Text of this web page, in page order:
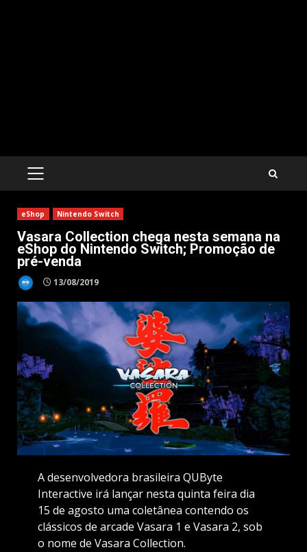
PRIMARY
eShop Nintendo Switch
Vasara Collection chega nesta semana na
eShop do Nintendo Switch; Promoção de
pré-venda
13/08/2019
A desenvolvedora brasileira QUByte
Interactive irá lançar nesta quinta feira dia
15 de agosto uma coletânea contendo os
clássicos de arcade Vasara 1 e Vasara 2, sob
o nome de Vasara Collection.